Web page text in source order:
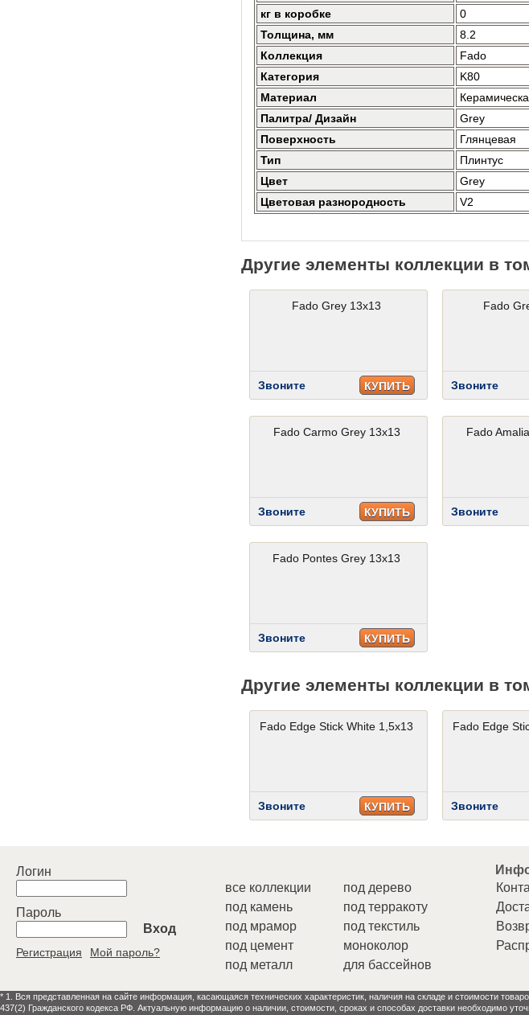
кг в коробке
0
Толщина, мм
8.2
Коллекция
Fado
Категория
K80
Материал
Палитра/ Дизайн
Grey
Поверхность
Глянцевая
Тип
Плинтус
Цвет
Grey
Цветовая разнородность
V2
Другие элементы коллекции в
Fado Grey 13x13
Звоните КУПИТЬ
Fado
Звоните
Fado Carmo Grey 13x13
Звоните КУПИТЬ
Fado
Звоните
Fado Pontes Grey 13x13
Звоните КУПИТЬ
Другие элементы коллекции в
Fado Edge Stick White 1,5x13
Звоните КУПИТЬ
Fado Edge
Звоните
Логин
Пароль
Вход
Регистрация Мой пароль?
все коллекции
под камень
под мрамор
под цемент
под металл
под дерево
под терракоту
под текстиль
моноколор
для бассейнов
* 1. Вся представленная на сайте информация, касающаяся технических характеристик, наличия на складе и стоимости
437(2) Гражданского кодекса РФ. Актуальную информацию о наличии, стоимости, сроках и способах доставки необходимо